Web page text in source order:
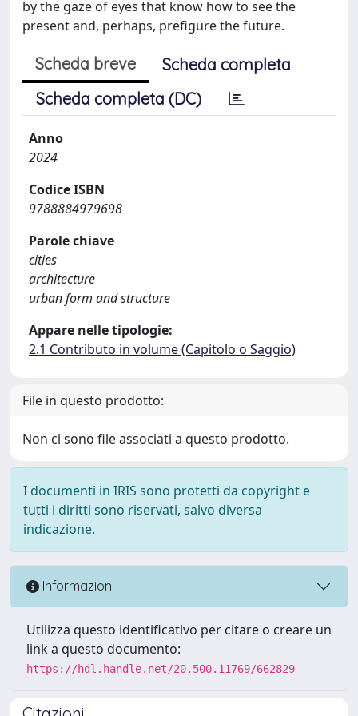
by the gaze of eyes that know how to see the
present and, perhaps, prefigure the future.
Scheda breve
Scheda completa
Scheda completa (DC)
Anno
2024
Codice ISBN
9788884979698
Parole chiave
cities
architecture
urban form and structure
Appare nelle tipologie:
2.1 Contributo in volume (Capitolo o Saggio)
File in questo prodotto:
Non ci sono file associati a questo prodotto.
I documenti in IRIS sono protetti da copyright e
tutti i diritti sono riservati, salvo diversa
indicazione.
Informazioni
Utilizza questo identificativo per citare o creare un
link a questo documento:
https://hdl.handle.net/20.500.11769/662829